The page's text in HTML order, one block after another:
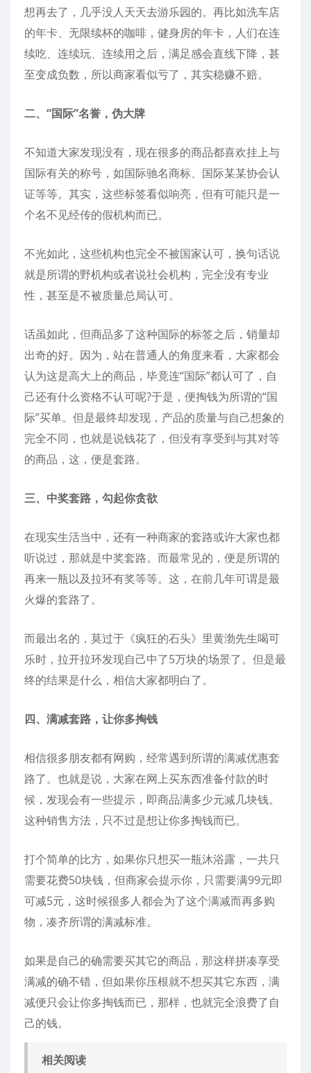
想再去了，几乎没人天天去游乐园的。再比如洗车店
的年卡、无限续杯的咖啡，健身房的年卡，人们在连
续吃、连续玩、连续用之后，满足感会直线下降，甚
至变成负数，所以商家看似亏了，其实稳赚不赔。
二、“国际”名誉，伪大牌
不知道大家发现没有，现在很多的商品都喜欢挂上与
国际有关的称号，如国际驰名商标、国际某某协会认
证等等。其实，这些标签看似响亮，但有可能只是一
个名不见经传的假机构而已。
不光如此，这些机构也完全不被国家认可，换句话说
就是所谓的野机构或者说社会机构，完全没有专业
性，甚至是不被质量总局认可。
话虽如此，但商品多了这种国际的标签之后，销量却
出奇的好。因为，站在普通人的角度来看，大家都会
认为这是高大上的商品，毕竟连“国际”都认可了，自
己还有什么资格不认可呢?于是，便掏钱为所谓的“国
际”买单。但是最终却发现，产品的质量与自己想象的
完全不同，也就是说钱花了，但没有享受到与其对等
的商品，这，便是套路。
三、中奖套路，勾起你贪欲
在现实生活当中，还有一种商家的套路或许大家也都
听说过，那就是中奖套路。而最常见的，便是所谓的
再来一瓶以及拉环有奖等等。这，在前几年可谓是最
火爆的套路了。
而最出名的，莫过于《疯狂的石头》里黄渤先生喝可
乐时，拉开拉环发现自己中了5万块的场景了。但是最
终的结果是什么，相信大家都明白了。
四、满减套路，让你多掏钱
相信很多朋友都有网购，经常遇到所谓的满减优惠套
路了。也就是说，大家在网上买东西准备付款的时
候，发现会有一些提示，即商品满多少元减几块钱。
这种销售方法，只不过是想让你多掏钱而已。
打个简单的比方，如果你只想买一瓶沐浴露，一共只
需要花费50块钱，但商家会提示你，只需要满99元即
可减5元，这时候很多人都会为了这个满减而再多购
物，凑齐所谓的满减标准。
如果是自己的确需要买其它的商品，那这样拼凑享受
满减的确不错，但如果你压根就不想买其它东西，满
减便只会让你多掏钱而已，那样，也就完全浪费了自
己的钱。
相关阅读